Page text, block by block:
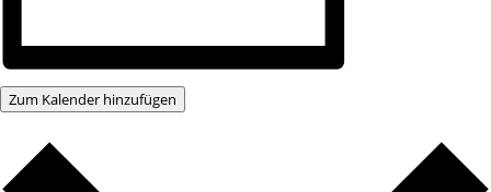
Zum Kalender hinzufügen